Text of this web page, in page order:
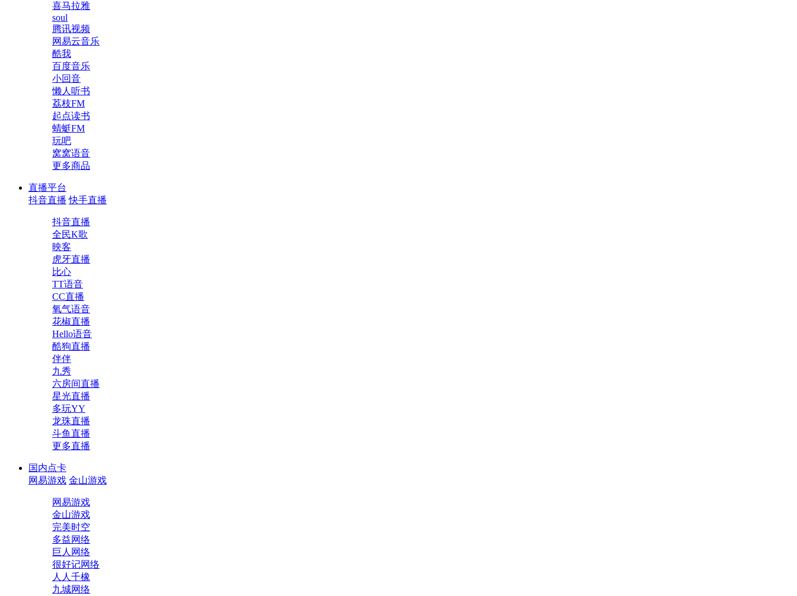
喜马拉雅
soul
腾讯视频
网易云音乐
酷我
百度音乐
小回音
懒人听书
荔枝FM
起点读书
蜻蜓FM
玩吧
窝窝语音
更多商品
直播平台
抖音直播 快手直播
抖音直播
全民K歌
映客
虎牙直播
比心
TT语音
CC直播
氧气语音
花椒直播
Hello语音
酷狗直播
伴伴
九秀
六房间直播
星光直播
多玩YY
龙珠直播
斗鱼直播
更多直播
国内点卡
网易游戏 金山游戏
网易游戏
金山游戏
完美时空
多益网络
巨人网络
很好记网络
人人千橡
九城网络